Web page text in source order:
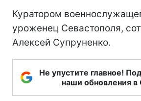
Куратором
уроженец Севастополя,
Алексей Супруненко.
Не упустите главное!
наши обновления в